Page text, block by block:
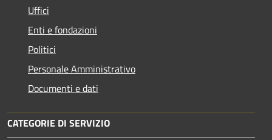
Uffici
Enti e fondazioni
Politici
Personale Amministrativo
Documenti e dati
CATEGORIE DI SERVIZIO